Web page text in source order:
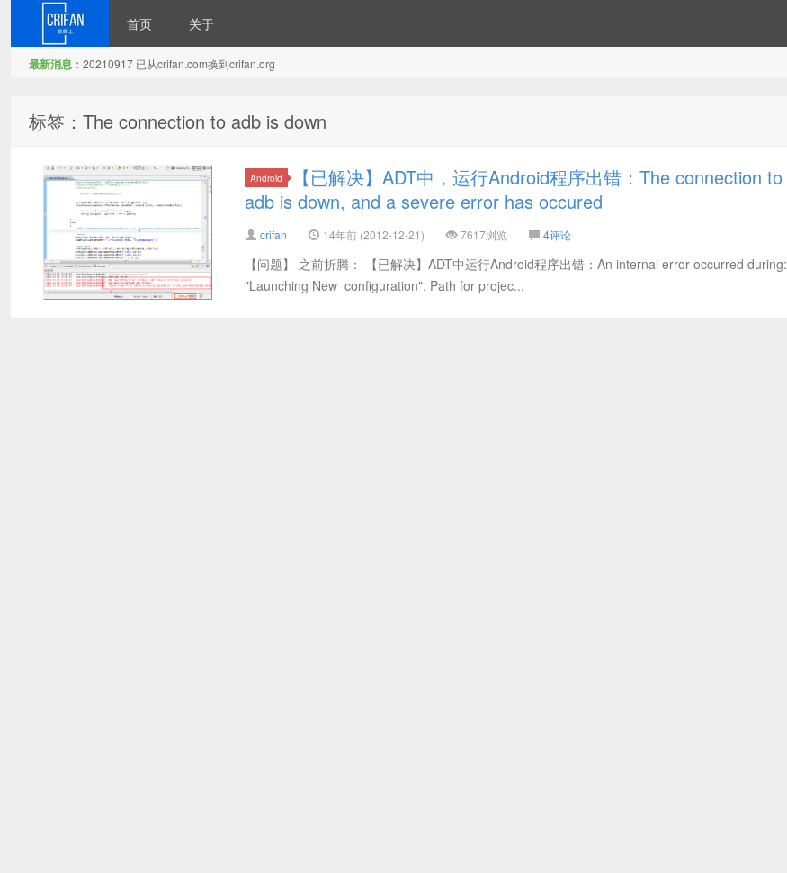
首页 关于
最新消息： 20210917 已从crifan.com换到crifan.org
标签：The connection to adb is down
Android
【已解决】ADT中，运行Android程序出错：The connection to
adb is down, and a severe error has occured
crifan 14年前 (2012-12-21) 7617浏览 4评论
【问题】 之前折腾： 【已解决】ADT中运行Android程序出错：An internal error occurred during:
"Launching New_configuration". Path for projec...